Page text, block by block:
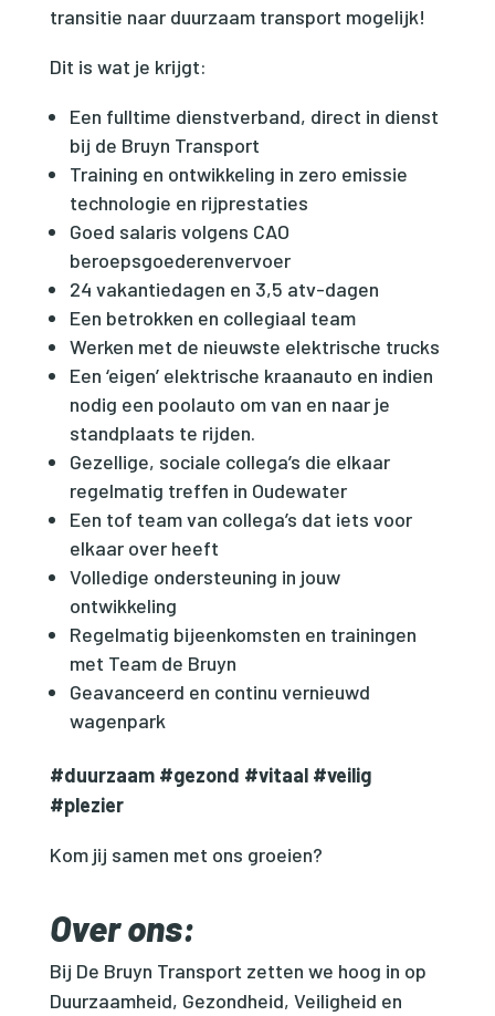
transitie naar duurzaam transport mogelijk!
Dit is wat je krijgt:
Een fulltime dienstverband, direct in dienst
bij de Bruyn Transport
Training en ontwikkeling in zero emissie
technologie en rijprestaties
Goed salaris volgens CAO
beroepsgoederenvervoer
24 vakantiedagen en 3,5 atv-dagen
Een betrokken en collegiaal team
Werken met de nieuwste elektrische trucks
Een ‘eigen’ elektrische kraanauto en indien
nodig een poolauto om van en naar je
standplaats te rijden.
Gezellige, sociale collega’s die elkaar
regelmatig treffen in Oudewater
Een tof team van collega’s dat iets voor
elkaar over heeft
Volledige ondersteuning in jouw
ontwikkeling
Regelmatig bijeenkomsten en trainingen
met Team de Bruyn
Geavanceerd en continu vernieuwd
wagenpark
#duurzaam #gezond #vitaal #veilig
#plezier
Kom jij samen met ons groeien?
Over ons:
Bij De Bruyn Transport zetten we hoog in op
Duurzaamheid, Gezondheid, Veiligheid en